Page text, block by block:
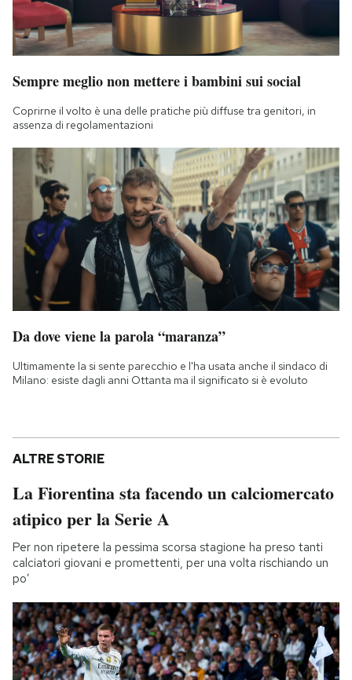
Sempre meglio non mettere i bambini sui social
Coprirne il volto è una delle pratiche più diffuse tra genitori, in
assenza di regolamentazioni
Da dove viene la parola “maranza”
Ultimamente la si sente parecchio e l'ha usata anche il sindaco di
Milano: esiste dagli anni Ottanta ma il significato si è evoluto
ALTRE STORIE
La Fiorentina sta facendo un calciomercato
atipico per la Serie A
Per non ripetere la pessima scorsa stagione ha preso tanti
calciatori giovani e promettenti, per una volta rischiando un
po’